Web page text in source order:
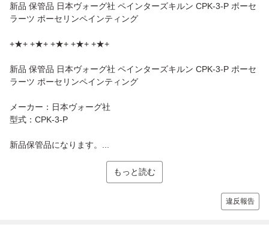
新品 保管品 日本ヴォーグ社 ペインターズキルン CPK-3-P ポーセ
ラーツ ポーセリンペインティング
+★+ +★+ +★+ +★+ +★+
新品 保管品 日本ヴォーグ社 ペインターズキルン CPK-3-P ポーセ
ラーツ ポーセリンペインティング
メーカー：日本ヴォーグ社
型式：CPK-3-P
新品保管品になります。...
もっと読む
違反報告